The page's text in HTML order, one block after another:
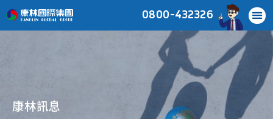
0800-432326
康林訊息